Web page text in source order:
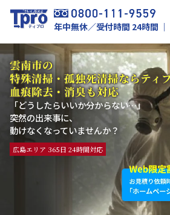
年中無休／受付時間 24時間
雲南市の
特殊清掃・孤独死清掃ならティ
血痕除去・消臭も対応
「どうしたらいいか分からない…」
突然の出来事に、
動けなくなっていませんか？
広島エリア 365日 24時間対応